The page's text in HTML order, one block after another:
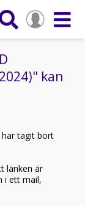
kan
har tagit bort
länken är
i ett mail,